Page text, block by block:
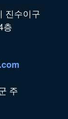
진수이구
층
주